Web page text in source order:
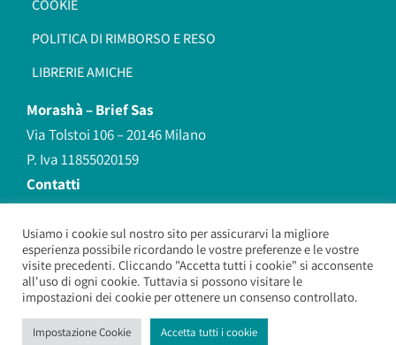
COOKIE
POLITICA DI RIMBORSO E RESO
LIBRERIE AMICHE
Morashà –Brief Sas
Via Tolstoi 106 – 20146 Milano
P. Iva 11855020159
Contatti
redazione@morasha.it
339 8596707
(anche Whatsapp)
Morashà – Brief Sas – Copyright 2026. All Rights Reserved.
Usiamo i cookie sul nostro sito per assicurarvi la migliore
esperienza possibile ricordando le vostre preferenze e le vostre
visite precedenti. Cliccando "Accetta tutti i cookie" si acconsente
all'uso di ogni cookie. Tuttavia si possono visitare le
impostazioni dei cookie per ottenere un consenso controllato.
Impostazione Cookie Accetta tutti i cookie